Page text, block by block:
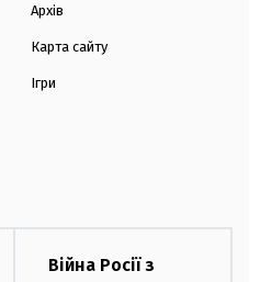
Архів
Карта сайту
Ігри
Війна Росії з